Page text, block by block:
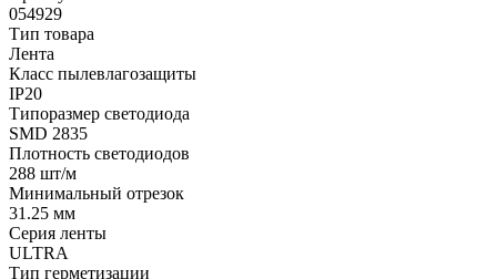
054929
Тип товара
Лента
Класс пылевлагозащиты
IP20
Типоразмер светодиода
SMD 2835
Плотность светодиодов
288 шт/м
Минимальный отрезок
31.25 мм
Серия ленты
ULTRA
Тип герметизации